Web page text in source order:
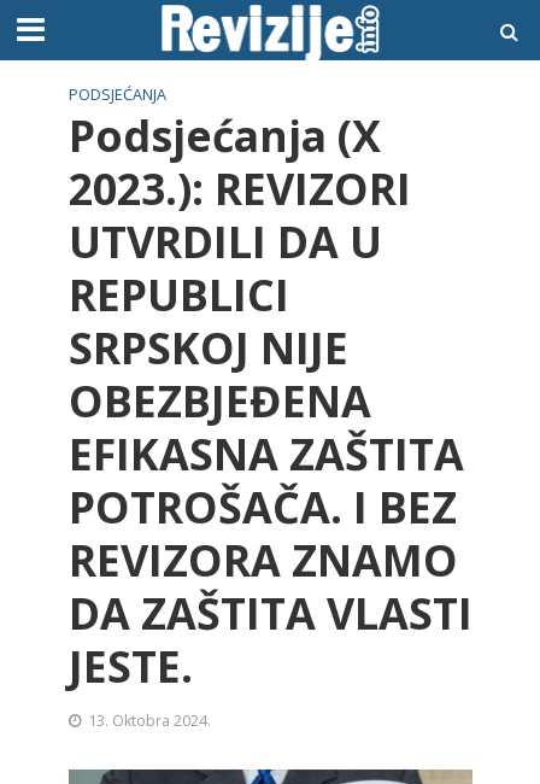
PODSJEĆANJA
Podsjećanja (X
2023.): REVIZORI
UTVRDILI DA U
REPUBLICI
SRPSKOJ NIJE
OBEZBJEĐENA
EFIKASNA ZAŠTITA
POTROŠAČA. I BEZ
REVIZORA ZNAMO
DA ZAŠTITA VLASTI
JESTE.
13. Oktobra 2024.